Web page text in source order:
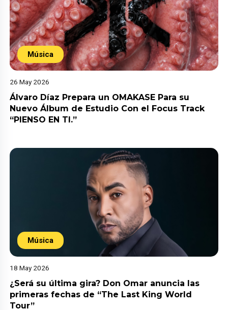
Música
26 May 2026
Álvaro Díaz Prepara un OMAKASE Para su
Nuevo Álbum de Estudio Con el Focus Track
“PIENSO EN TI.”
Música
18 May 2026
¿Será su última gira? Don Omar anuncia las
primeras fechas de “The Last King World
Tour”